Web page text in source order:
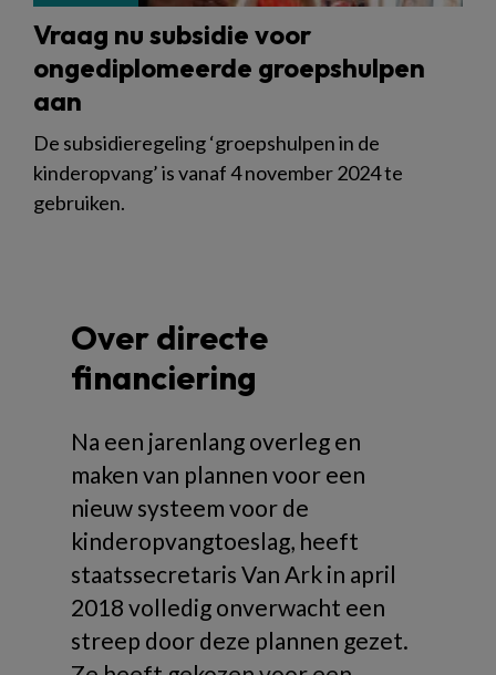
Vraag nu subsidie voor
ongediplomeerde groepshulpen
aan
De subsidieregeling ‘groepshulpen in de
kinderopvang’ is vanaf 4 november 2024 te
gebruiken.
Over directe
financiering
Na een jarenlang overleg en
maken van plannen voor een
nieuw systeem voor de
kinderopvangtoeslag, heeft
staatssecretaris Van Ark in april
2018 volledig onverwacht een
streep door deze plannen gezet.